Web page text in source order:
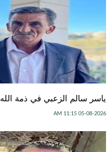
ياسر سالم الزعبي في ذمة الله
05-08-2026 11:15 AM